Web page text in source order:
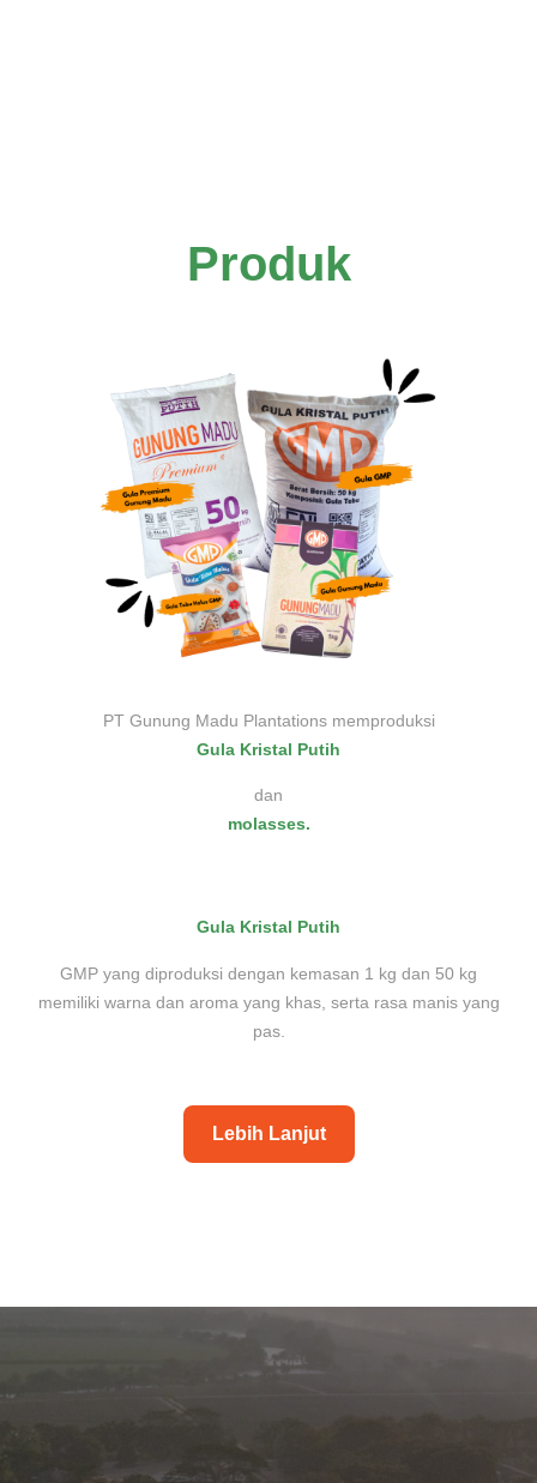
Produk
PT Gunung Madu Plantations memproduksi
Gula Kristal Putih
dan
molasses.
Gula Kristal Putih
GMP yang diproduksi dengan kemasan 1 kg dan 50 kg
memiliki warna dan aroma yang khas, serta rasa manis yang
pas.
Lebih Lanjut